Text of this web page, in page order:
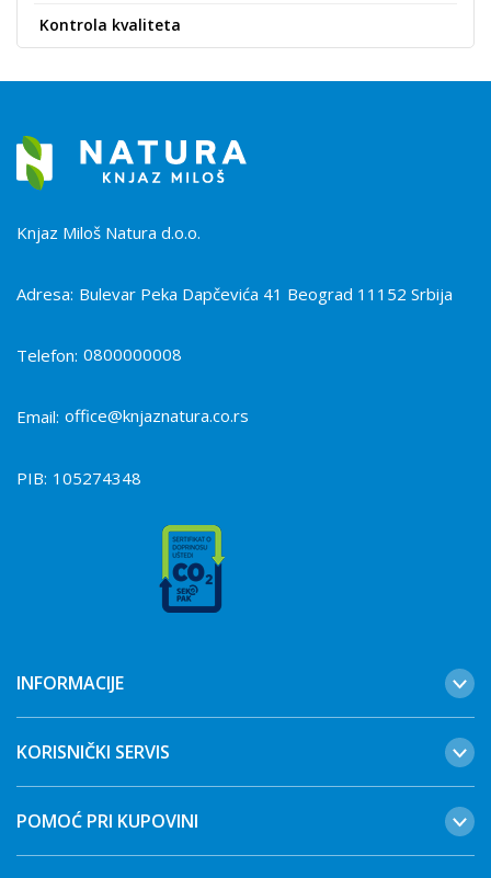
Kontrola kvaliteta
Knjaz Miloš Natura d.o.o.
Adresa: Bulevar Peka Dapčevića 41 Beograd 11152 Srbija
Telefon: 0800000008
Email: office@knjaznatura.co.rs
PIB: 105274348
INFORMACIJE
KORISNIČKI SERVIS
POMOĆ PRI KUPOVINI